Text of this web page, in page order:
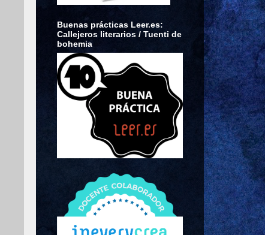
Buenas prácticas Leer.es:
Callejeros literarios / Tuenti de
bohemia